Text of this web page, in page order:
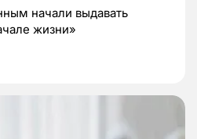
начали выдавать
жизни»